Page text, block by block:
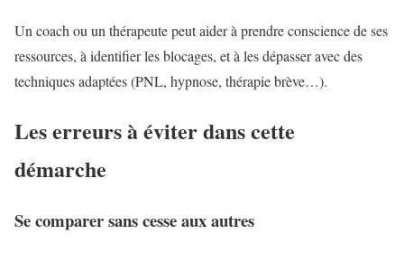
Un coach ou un thérapeute peut aider à prendre conscience de ses
ressources, à identifier les blocages, et à les dépasser avec des
techniques adaptées (PNL, hypnose, thérapie brève…).
Les erreurs à éviter dans cette
démarche
Se comparer sans cesse aux autres